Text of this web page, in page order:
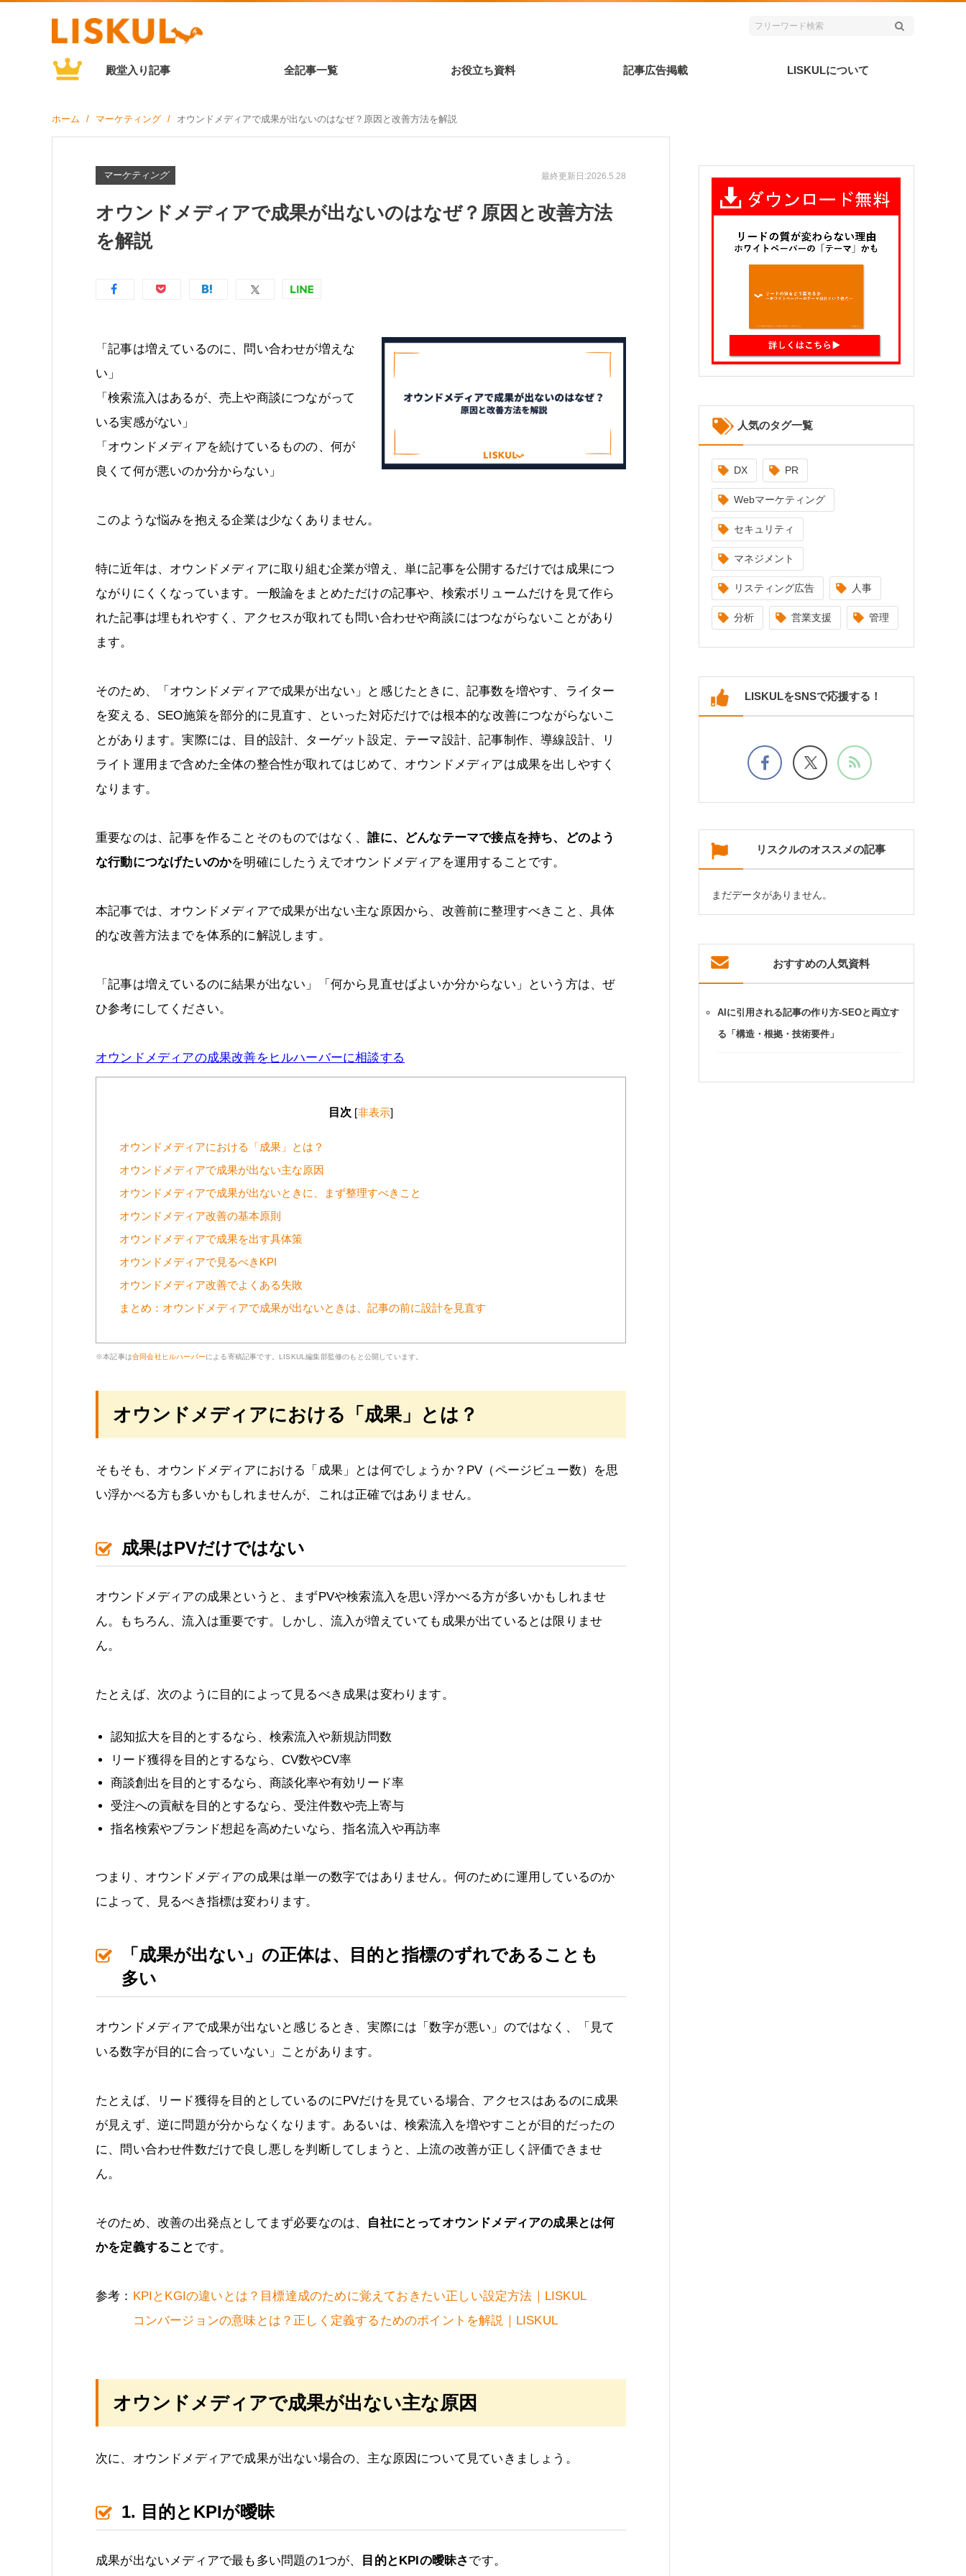
殿堂入り記事 全記事一覧 お役立ち資料 記事広告掲載 LISKULについて
ホーム マーケティング オウンドメディアで成果が出ないのはなぜ？原因と改善方法を解説
マーケティング 最終更新日:2026.5.28
オウンドメディアで成果が出ないのはなぜ？原因と改善方法
を解説
「記事は増えているのに、問い合わせが増えな
い」
「検索流入はあるが、売上や商談につながって
いる実感がない」
「オウンドメディアを続けているものの、何が
良くて何が悪いのか分からない」
このような悩みを抱える企業は少なくありません。
特に近年は、オウンドメディアに取り組む企業が増え、単に記事を公開するだけでは成果につ
ながりにくくなっています。一般論をまとめただけの記事や、検索ボリュームだけを見て作ら
れた記事は埋もれやすく、アクセスが取れても問い合わせや商談にはつながらないことがあり
ます。
そのため、「オウンドメディアで成果が出ない」と感じたときに、記事数を増やす、ライター
を変える、SEO施策を部分的に見直す、といった対応だけでは根本的な改善につながらないこ
とがあります。実際には、目的設計、ターゲット設定、テーマ設計、記事制作、導線設計、リ
ライト運用まで含めた全体の整合性が取れてはじめて、オウンドメディアは成果を出しやすく
なります。
重要なのは、記事を作ることそのものではなく、誰に、どんなテーマで接点を持ち、どのよう
な行動につなげたいのかを明確にしたうえでオウンドメディアを運用することです。
本記事では、オウンドメディアで成果が出ない主な原因から、改善前に整理すべきこと、具体
的な改善方法までを体系的に解説します。
「記事は増えているのに結果が出ない」「何から見直せばよいか分からない」という方は、ぜ
ひ参考にしてください。
オウンドメディアの成果改善をヒルハーバーに相談する
目次 [非表示]
オウンドメディアにおける「成果」とは？
オウンドメディアで成果が出ない主な原因
オウンドメディアで成果が出ないときに、まず整理すべきこと
オウンドメディア改善の基本原則
オウンドメディアで成果を出す具体策
オウンドメディアで見るべきKPI
オウンドメディア改善でよくある失敗
まとめ：オウンドメディアで成果が出ないときは、記事の前に設計を見直す
※本記事は合同会社ヒルハーバーによる寄稿記事です。LISKUL編集部監修のもと公開しています。
オウンドメディアにおける「成果」とは？
そもそも、オウンドメディアにおける「成果」とは何でしょうか？PV（ページビュー数）を思
い浮かべる方も多いかもしれませんが、これは正確ではありません。
成果はPVだけではない
オウンドメディアの成果というと、まずPVや検索流入を思い浮かべる方が多いかもしれませ
ん。もちろん、流入は重要です。しかし、流入が増えていても成果が出ているとは限りませ
ん。
たとえば、次のように目的によって見るべき成果は変わります。
認知拡大を目的とするなら、検索流入や新規訪問数
リード獲得を目的とするなら、CV数やCV率
商談創出を目的とするなら、商談化率や有効リード率
受注への貢献を目的とするなら、受注件数や売上寄与
指名検索やブランド想起を高めたいなら、指名流入や再訪率
つまり、オウンドメディアの成果は単一の数字ではありません。何のために運用しているのか
によって、見るべき指標は変わります。
「成果が出ない」の正体は、目的と指標のずれであることも
多い
オウンドメディアで成果が出ないと感じるとき、実際には「数字が悪い」のではなく、「見て
いる数字が目的に合っていない」ことがあります。
たとえば、リード獲得を目的としているのにPVだけを見ている場合、アクセスはあるのに成果
が見えず、逆に問題が分からなくなります。あるいは、検索流入を増やすことが目的だったの
に、問い合わせ件数だけで良し悪しを判断してしまうと、上流の改善が正しく評価できませ
ん。
そのため、改善の出発点としてまず必要なのは、 自社にとってオウンドメディアの成果とは何
かを定義すること です。
参考： KPIとKGIの違いとは？目標達成のために覚えておきたい正しい設定方法｜LISKUL
コンバージョンの意味とは？正しく定義するためのポイントを解説｜LISKUL
オウンドメディアで成果が出ない主な原因
次に、オウンドメディアで成果が出ない場合の、主な原因について見ていきましょう。
1. 目的とKPIが曖昧
成果が出ないメディアで最も多い問題の1つが、 目的とKPIの曖昧さです。
人気のタグ一覧
DX PR
Webマーケティング
セキュリティ
マネジメント
リスティング広告 人事
分析 営業支援 管理
LISKULをSNSで応援する！
リスクルのオススメの記事
まだデータがありません。
おすすめの人気資料
AIに引用される記事の作り方-SEOと両立す
る「構造・根拠・技術要件」